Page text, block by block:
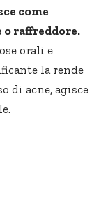
come
o raffreddore.
orali e
la rende
di acne, agisce